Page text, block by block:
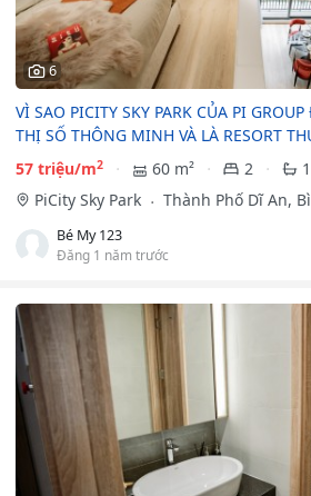
6
VÌ SAO PICITY SKY PARK CỦA PI
THỊ SỐ THÔNG MINH VÀ LÀ RESORT
57 triệu/m2 60 m² 2
1
PiCity Sky Park
Thành Phố Dĩ An,
Bé My 123
Đăng 1 năm trước